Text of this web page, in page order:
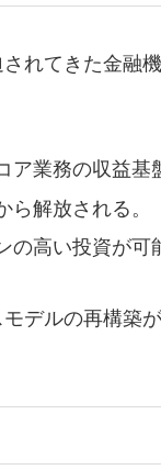
れてきた金融
業務の収益基
解放される。
高い投資が可
デルの再構築